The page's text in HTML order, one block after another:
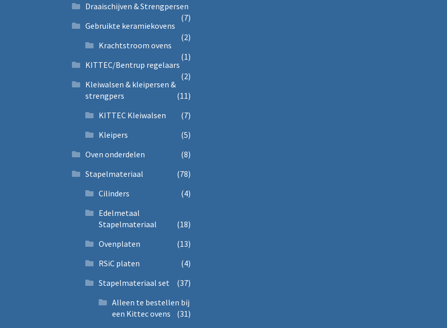
Draaischijven & Strengpersen
(7)
Gebruikte keramiekovens
(2)
Krachtstroom ovens
(1)
KITTEC/Bentrup regelaars
(2)
Kleiwalsen & kleipersen &
strengpers
(11)
KITTEC Kleiwalsen
(7)
Kleipers
(5)
Oven onderdelen
(8)
Stapelmateriaal
(78)
Cilinders
(4)
Edelmetaal
Stapelmateriaal
(18)
Ovenplaten
(13)
RSiC platen
(4)
Stapelmateriaal set
(37)
Alleen te bestellen bij
een Kittec ovens
(31)